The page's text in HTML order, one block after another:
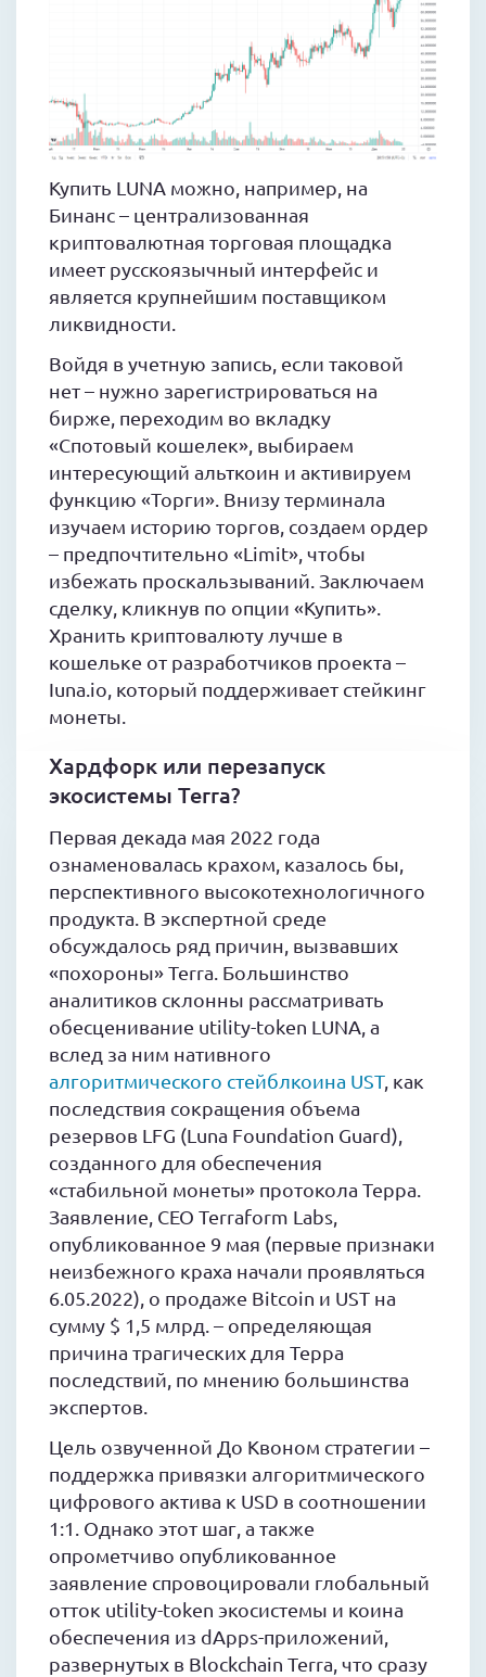
Купить LUNA можно, например, на
Бинанс – централизованная
криптовалютная торговая площадка
имеет русскоязычный интерфейс и
является крупнейшим поставщиком
ликвидности.
Войдя в учетную запись, если таковой
нет – нужно зарегистрироваться на
бирже, переходим во вкладку
«Спотовый кошелек», выбираем
интересующий альткоин и активируем
функцию «Торги». Внизу терминала
изучаем историю торгов, создаем ордер
– предпочтительно «Limit», чтобы
избежать проскальзываний. Заключаем
сделку, кликнув по опции «Купить».
Хранить криптовалюту лучше в
кошельке от разработчиков проекта –
Iuna.io, который поддерживает стейкинг
монеты.
Хардфорк или перезапуск
экосистемы Terra?
Первая декада мая 2022 года
ознаменовалась крахом, казалось бы,
перспективного высокотехнологичного
продукта. В экспертной среде
обсуждалось ряд причин, вызвавших
«похороны» Terra. Большинство
аналитиков склонны рассматривать
обесценивание utility-token LUNA, а
вслед за ним нативного
алгоритмического стейблкоина UST, как
последствия сокращения объема
резервов LFG (Luna Foundation Guard),
созданного для обеспечения
«стабильной монеты» протокола Терра.
Заявление, CEO Terraform Labs,
опубликованное 9 мая (первые признаки
неизбежного краха начали проявляться
6.05.2022), о продаже Bitcoin и UST на
сумму $ 1,5 млрд. – определяющая
причина трагических для Терра
последствий, по мнению большинства
экспертов.
Цель озвученной До Квоном стратегии –
поддержка привязки алгоритмического
цифрового актива к USD в соотношении
1:1. Однако этот шаг, а также
опрометчиво опубликованное
заявление спровоцировали глобальный
отток utility-token экосистемы и коина
обеспечения из dApps-приложений,
развернутых в Blockchain Terra, что сразу